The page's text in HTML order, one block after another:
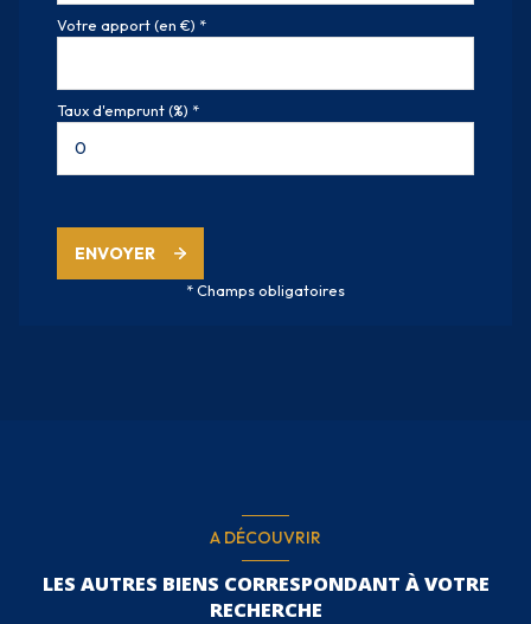
Votre apport (en €) *
Taux d'emprunt (%) *
ENVOYER
* Champs obligatoires
A DÉCOUVRIR
LES AUTRES BIENS CORRESPONDANT À VOTRE
RECHERCHE